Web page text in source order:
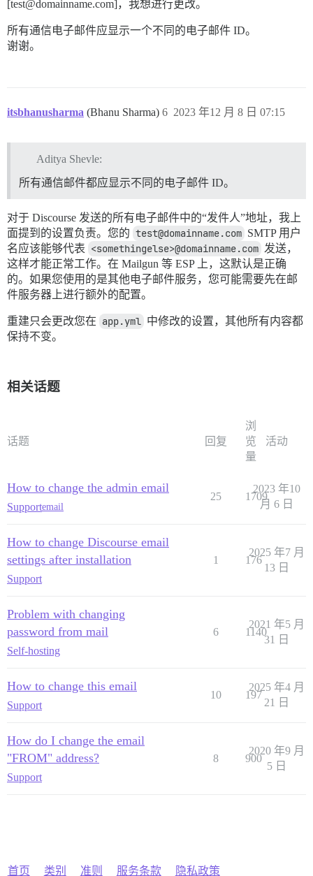
[test@domainname.com]，我想进行更改。
所有通信电子邮件应显示一个不同的电子邮件 ID。
谢谢。
itsbhanusharma (Bhanu Sharma) 2023 年12 月 8 日 07:15
6
Aditya Shevle:
所有通信邮件都应显示不同的电子邮件 ID。
对于 Discourse 发送的所有电子邮件中的“发件人”地址，我上
面提到的设置负责。您的 test@domainname.com SMTP 用户
名应该能够代表 <somethingelse>@domainname.com 发送，
这样才能正常工作。在 Mailgun 等 ESP 上，这默认是正确
的。如果您使用的是其他电子邮件服务，您可能需要先在邮
件服务器上进行额外的配置。
重建只会更改您在 app.yml 中修改的设置，其他所有内容都
保持不变。
相关话题
话题 回复
浏
览
量
活动
How to change the admin email
Supportemail
25 1709
2023 年10
月 6 日
How to change Discourse email
settings after installation
Support
1 176
2025 年7 月
13 日
Problem with changing
password from mail
Self-hosting
6 1140
2021 年5 月
31 日
How to change this email
Support
10 197
2025 年4 月
21 日
How do I change the email
"FROM" address?
Support
8 900
2020 年9 月
5 日
首页 类别 准则 服务条款 隐私政策